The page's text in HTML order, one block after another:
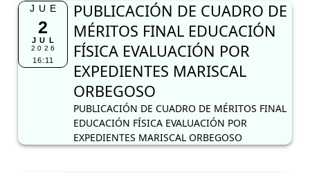
JUE
2
JUL
2026
16:11
PUBLICACIÓN DE CUADRO DE
MÉRITOS FINAL EDUCACIÓN
FÍSICA EVALUACIÓN POR
EXPEDIENTES MARISCAL
ORBEGOSO
PUBLICACIÓN DE CUADRO DE MÉRITOS FINAL
EDUCACIÓN FÍSICA EVALUACIÓN POR
EXPEDIENTES MARISCAL ORBEGOSO